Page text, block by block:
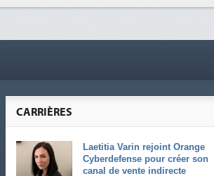
CARRIÈRES
Laetitia Varin rejoint Orange
Cyberdefense pour créer son
canal de vente indirecte